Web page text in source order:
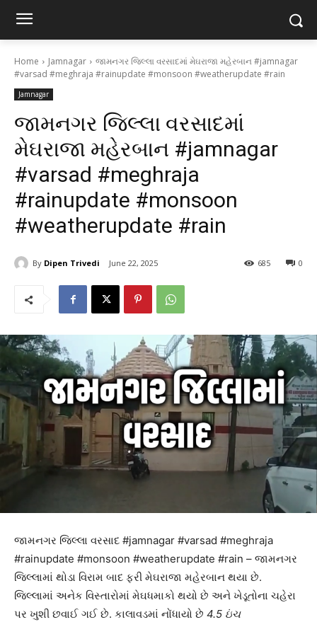
Home Jamnagar
જામનગર જિલ્લા વરસાદમાં મેઘરાજા મહેરબાન #jamnagar
#varsad #meghraja #rainupdate #monsoon #weatherupdate #rain
Jamnagar
જામનગર જિલ્લા વરસાદમાં
મેઘરાજા મહેરબાન #jamnagar
#varsad #meghraja
#rainupdate #monsoon
#weatherupdate #rain
By Dipen Trivedi June 22, 2025 0
685
જામનગર જિલ્લા વરસાદ #jamnagar #varsad #meghraja
#rainupdate #monsoon #weatherupdate #rain – જામનગર
જિલ્લામાં થોડા વિરામ બાદ ફરી મેઘરાજા મહેરબાન થયા છે.
જિલ્લામાં અનેક વિસ્તારોમાં મેઘધમાકો થયો છે અને ખેડૂતોના ચહેરા
પર ખુશી છવાઈ ગઈ છે. કાલાવડમાં નોંધાયો છે 4.5 ઇંચ